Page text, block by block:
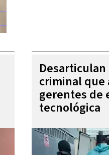
criminal que
gerentes de
tecnológica